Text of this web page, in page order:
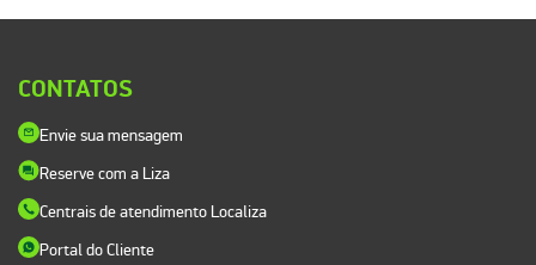
CONTATOS
Envie sua mensagem
Reserve com a Liza
Centrais de atendimento Localiza
Portal do Cliente